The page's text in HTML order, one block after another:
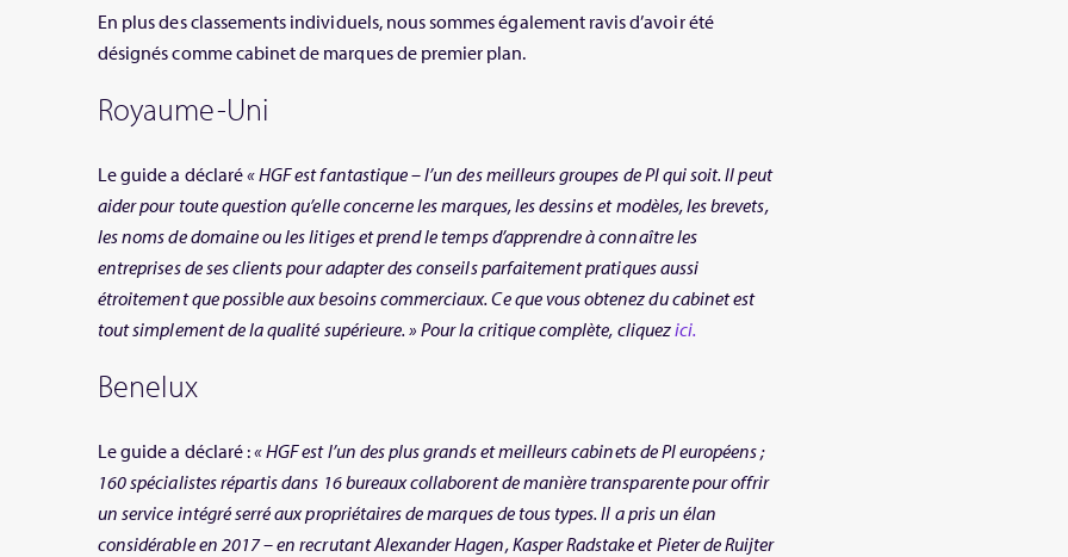
En plus des classements individuels, nous sommes également ravis d’avoir été
désignés comme cabinet de marques de premier plan.
Royaume-Uni
Le guide a déclaré« HGF est fantastique – l’un des meilleurs groupes de PI qui soit. Il peut
aider pour toute question qu’elle concerne les marques, les dessins et modèles, les brevets,
les noms de domaine ou les litiges et prend le temps d’apprendre à connaître les
entreprises de ses clients pour adapter des conseils parfaitement pratiques aussi
étroitement que possible aux besoins commerciaux. Ce que vous obtenez du cabinet est
tout simplement de la qualité supérieure. » Pour la critique complète, cliquezici.
Benelux
Le guide a déclaré :« HGF est l’un des plus grands et meilleurs cabinets de PI européens ;
160 spécialistes répartis dans 16 bureaux collaborent de manière transparente pour offrir
un service intégré serré aux propriétaires de marques de tous types. Il a pris un élan
considérable en 2017 – en recrutant Alexander Hagen, Kasper Radstake et Pieter de Ruijter